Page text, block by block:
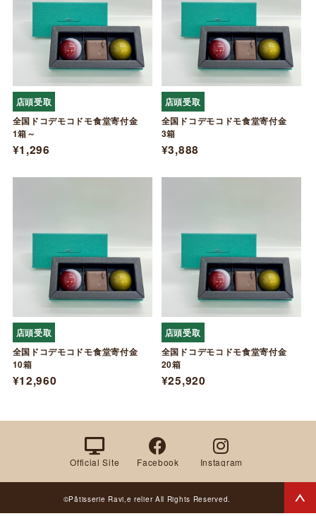
店頭受取
全国ドコデモコドモ食堂寄付金
1箱～
¥1,296
店頭受取
全国ドコデモコドモ食堂寄付金
3箱
¥3,888
店頭受取
全国ドコデモコドモ食堂寄付金
10箱
¥12,960
店頭受取
全国ドコデモコドモ食堂寄付金
20箱
¥25,920
Official Site Facebook Instagram
©Pâtisserie Ravi,e relier All Rights Reserved.